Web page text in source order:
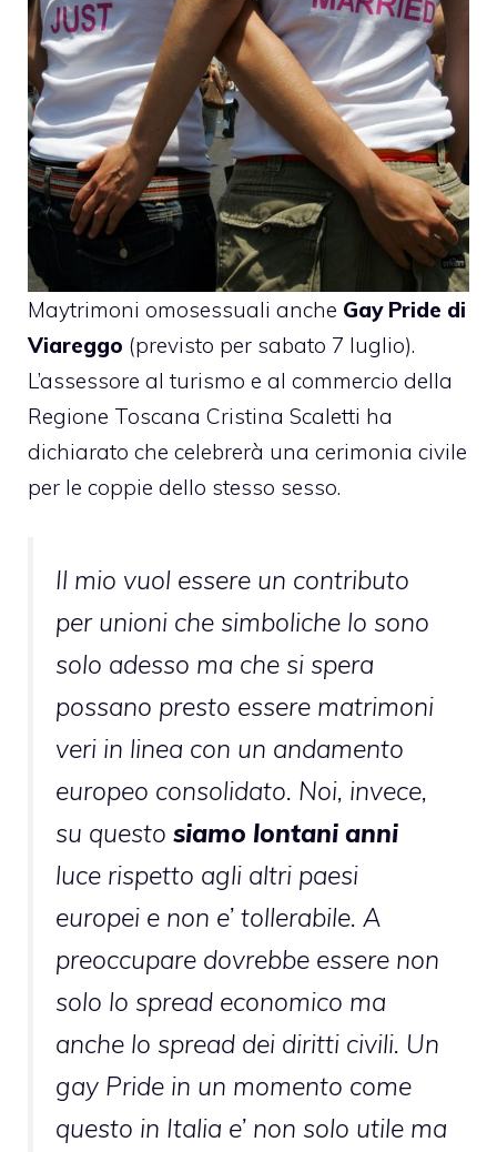
Maytrimoni omosessuali anche Gay Pride di
Viareggo (previsto per sabato 7 luglio).
L’assessore al turismo e al commercio della
Regione Toscana Cristina Scaletti ha
dichiarato che celebrerà una cerimonia civile
per le coppie dello stesso sesso.
Il mio vuol essere un contributo
per unioni che simboliche lo sono
solo adesso ma che si spera
possano presto essere matrimoni
veri in linea con un andamento
europeo consolidato. Noi, invece,
su questo siamo lontani anni
luce rispetto agli altri paesi
europei e non e’ tollerabile. A
preoccupare dovrebbe essere non
solo lo spread economico ma
anche lo spread dei diritti civili. Un
gay Pride in un momento come
questo in Italia e’ non solo utile ma